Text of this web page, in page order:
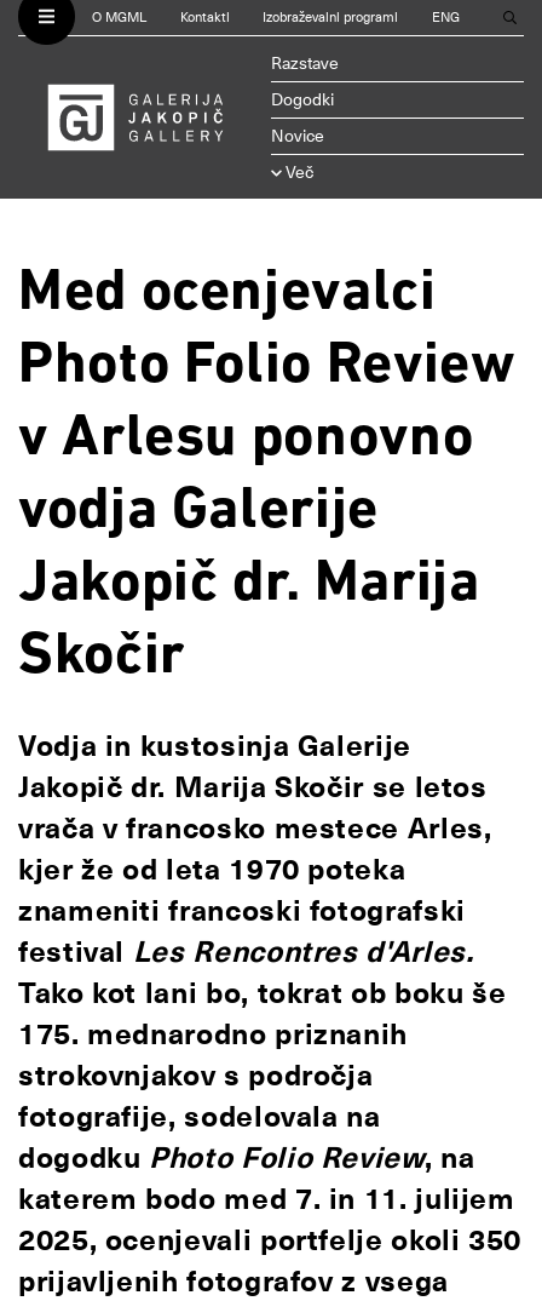
O MGML Kontakti Izobraževalni programi ENG
Razstave
Dogodki
Novice
Več
Med ocenjevalci
Photo Folio Review
v Arlesu ponovno
vodja Galerije
Jakopič dr. Marija
Skočir
Vodja in kustosinja Galerije
Jakopič dr. Marija Skočir se letos
vrača v francosko mestece Arles,
kjer že od leta 1970 poteka
znameniti francoski fotografski
festival Les Rencontres d'Arles.
Tako kot lani bo, tokrat ob boku še
175. mednarodno priznanih
strokovnjakov s področja
fotografije, sodelovala na
dogodku Photo Folio Review, na
katerem bodo med 7. in 11. julijem
2025, ocenjevali portfelje okoli 350
prijavljenih fotografov z vsega